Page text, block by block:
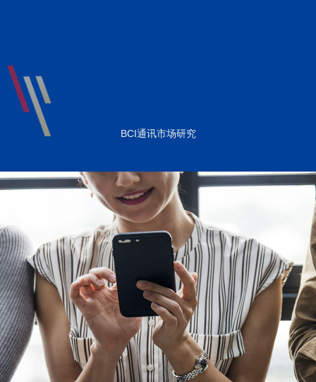
BCI通讯市场研究